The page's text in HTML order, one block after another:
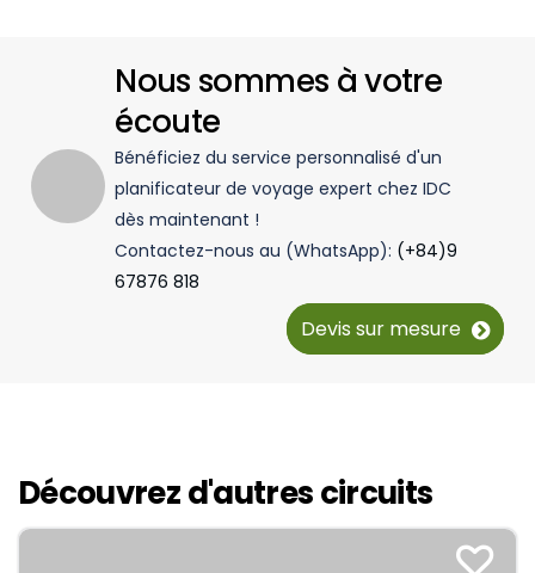
Nous sommes à votre
écoute
Bénéficiez du service personnalisé d'un
planificateur de voyage expert chez IDC
dès maintenant !
Contactez-nous au (WhatsApp): (+84)9
67876 818
Devis sur mesure
Découvrez d'autres circuits